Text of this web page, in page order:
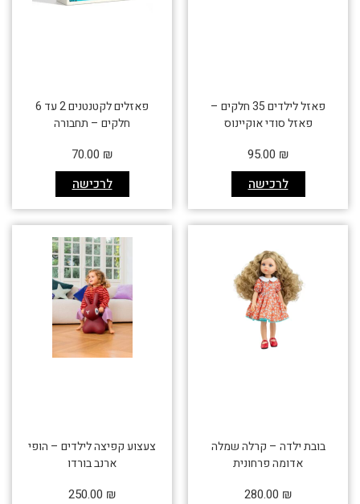
פאזל לילדים 35 חלקים –
פאזל סודי אוקיינוס
לרכישה
95.00 ₪
פאזלים לקטנטנים 2 עד 6
חלקים – תחבורה
לרכישה
70.00 ₪
בובת ילדה – קרלה שמלה
אדומה פרחונית
280.00 ₪
צעצוע קפיצה לילדים – הופי
ארנב בורדו
250.00 ₪